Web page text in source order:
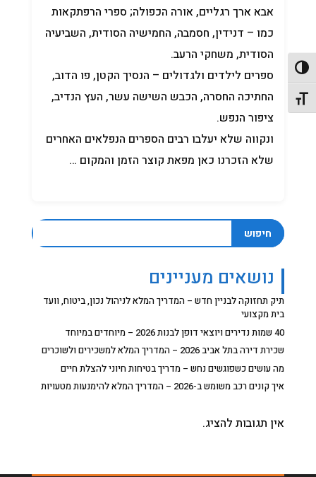
הפעל/כבה ניגודיות גבוהה
מתג גודל גופן
אבא ארך רגליים, אורה הכפולה; ספרי הרפתקאות
כמו – דנידין, חסמבה, החמישיה הסודית, השביעיה
הסודית, משחקי הרעב.
ספרים לילדים ולגדולים – הנסיך הקטן, פו הדוב,
החתיכה החסרה, הכבש השישה עשר, העץ הנדיב,
ציפור הנפש.
ונקווה שלא יעלבו רבים הספרים הנפלאים האחרים
שלא הזכרנו כאן מפאת קוצר הזמן והמקום …
חיפוש
נושאים מעניינים
תיק תחזוקה לבניין חדש – המדריך המלא לניהול נכון, ביטוח, וועד
בית מקצועי
40 שמות נדירים ויוצאי דופן לבנות 2026 – מיוחדים במיוחד
שכירת דירה בתל אביב 2026 – המדריך המלא למשכירים ולשוכרים
מה עושים כשפוגשים נחש – מדריך בטיחות חיוני להצלת חיים
איך קונים רכב משומש ב-2026 – המדריך המלא להימנעות מטעויות
אין תגובות להציג.